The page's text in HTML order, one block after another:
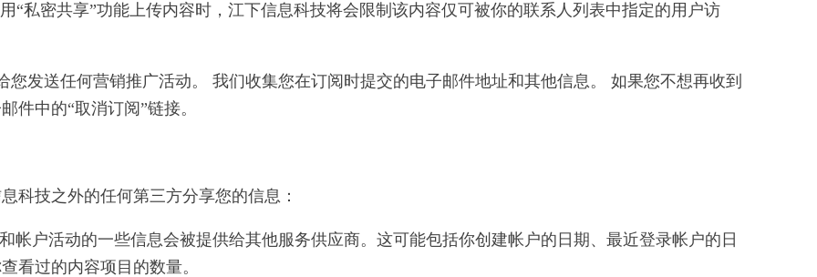
“私密共享”功能上传内容时，江下信息科技将会限制该内容仅可被你的联系人列表中指定的用户访
发送任何营销推广活动。 我们收集您在订阅时提交的电子邮件地址和其他信息。 如果您不想再收到
件中的“取消订阅”链接。
科技之外的任何第三方分享您的信息：
帐户活动的一些信息会被提供给其他服务供应商。这可能包括你创建帐户的日期、最近登录帐户的日
看过的内容项目的数量。